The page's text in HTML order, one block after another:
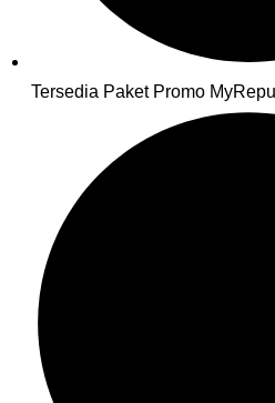
Tersedia Paket Promo